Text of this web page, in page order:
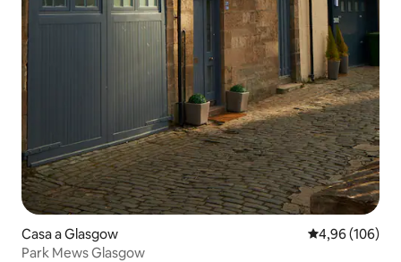
Casa a Glasgow 4,96 de
4,96 (106)
Park Mews Glasgow